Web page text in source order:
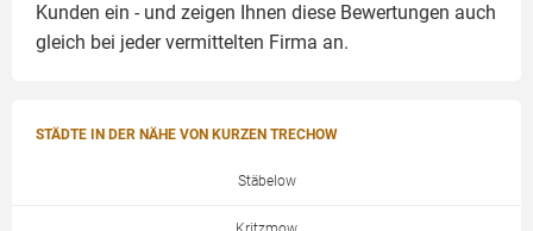
Kunden ein - und zeigen Ihnen diese Bewertungen auch
gleich bei jeder vermittelten Firma an.
STÄDTE IN DER NÄHE VON KURZEN TRECHOW
Stäbelow